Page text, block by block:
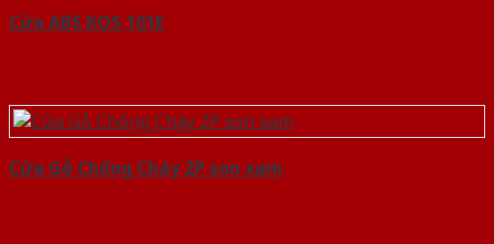
Cửa ABS KOS 101E
Cửa Gỗ Chống Cháy 2P son xam